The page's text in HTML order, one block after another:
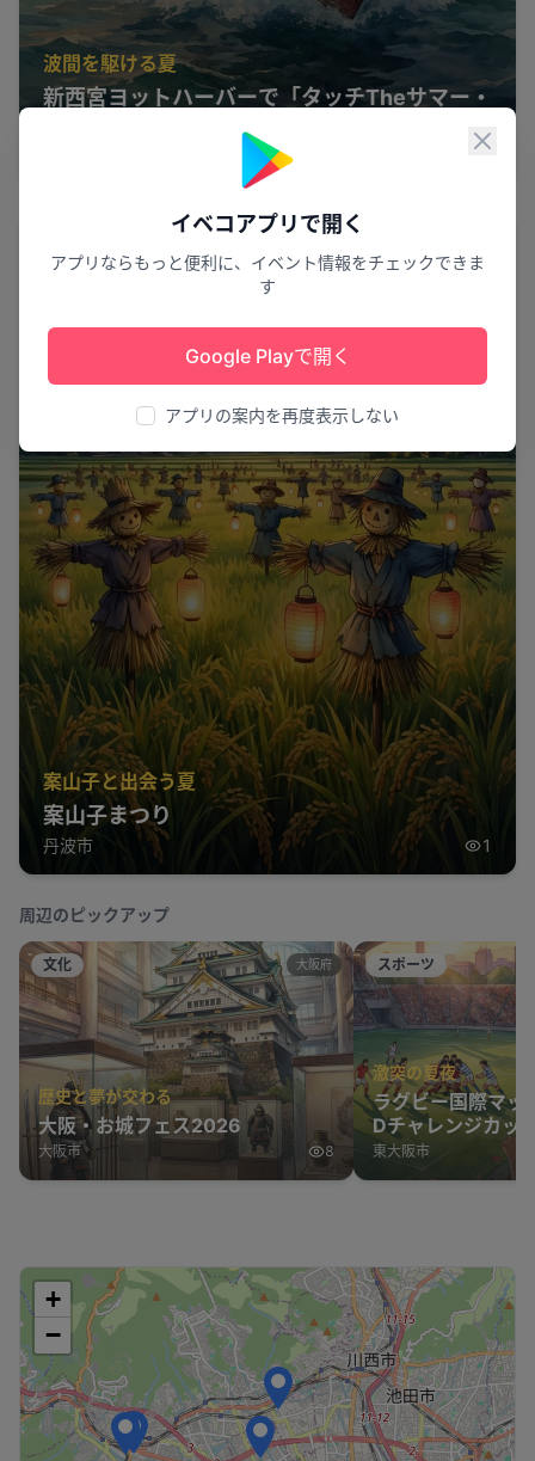
閉じ
イベコアプリで開く
アプリならもっと便利に、イベント情報をチェックできま
す
Google Playで開く
アプリの案内を再度表示しない
波間を駆ける夏
新西宮ヨットハーバーで「タッチTheサマー・
1
案山子と出会う夏
案山子まつり
丹波市 1
周辺のピックアップ
文化 大阪府
歴史と夢が交わる
大阪・お城フェス2026
大阪市 8
スポーツ
激突の夏夜
ラグビー国際マッ
Dチャレンジカッ
表 vs オーストラ
東大阪市
+
−